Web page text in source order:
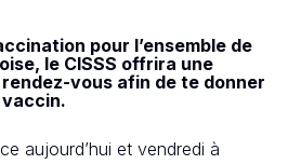
pour l’ensemble de
le CISSS offrira une
vous afin de te donner
aujourd’hui et vendredi à